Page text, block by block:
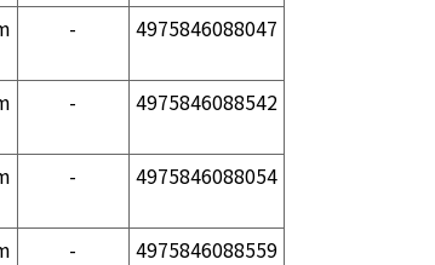
- 4975846088047
- 4975846088542
- 4975846088054
- 4975846088559